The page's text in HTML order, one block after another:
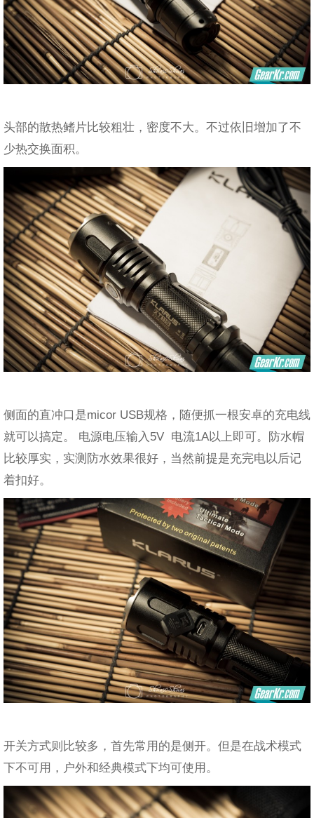
头部的散热鳍片比较粗壮，密度不大。不过依旧增加了不
少热交换面积。
侧面的直冲口是micor USB规格，随便抓一根安卓的充电线
就可以搞定。 电源电压输入5V 电流1A以上即可。防水帽
比较厚实，实测防水效果很好，当然前提是充完电以后记
着扣好。
开关方式则比较多，首先常用的是侧开。但是在战术模式
下不可用，户外和经典模式下均可使用。